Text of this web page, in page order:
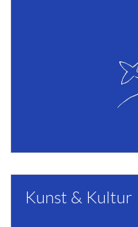
Kunst & Kultur